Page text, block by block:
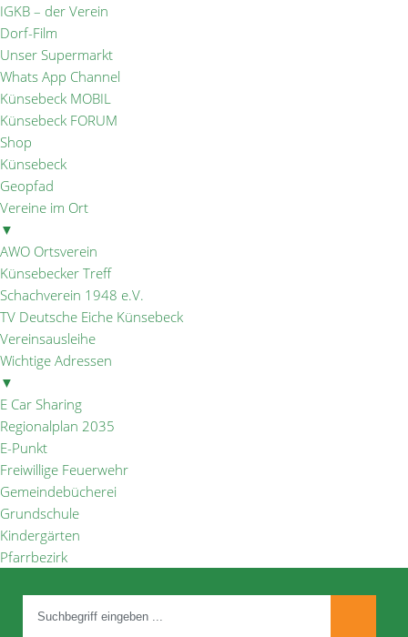
IGKB – der Verein
Dorf-Film
Unser Supermarkt
Whats App Channel
Künsebeck MOBIL
Künsebeck FORUM
Shop
Künsebeck
Geopfad
Vereine im Ort
▼
AWO Ortsverein
Künsebecker Treff
Schachverein 1948 e.V.
TV Deutsche Eiche Künsebeck
Vereinsausleihe
Wichtige Adressen
▼
E Car Sharing
Regionalplan 2035
E-Punkt
Freiwillige Feuerwehr
Gemeindebücherei
Grundschule
Kindergärten
Pfarrbezirk